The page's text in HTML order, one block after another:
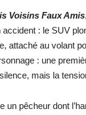
Voisins Faux Amis
: le SUV
attaché au volant
: une
mais la
un pêcheur dont